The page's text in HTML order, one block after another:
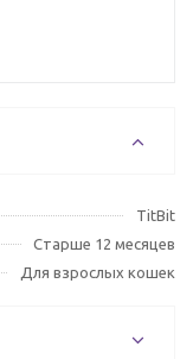
TitBit
Старше 12 месяцев
Для взрослых кошек